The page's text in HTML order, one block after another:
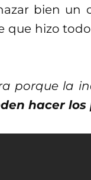
bien un
que hizo
porque la
hacer los